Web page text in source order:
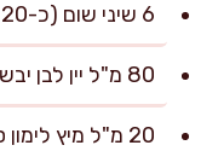
6 שיני שום (כ-20 גרם), פרוסות דק
80 מ"ל יין לבן יבש
20 מ"ל מיץ לימון סחוט טרי